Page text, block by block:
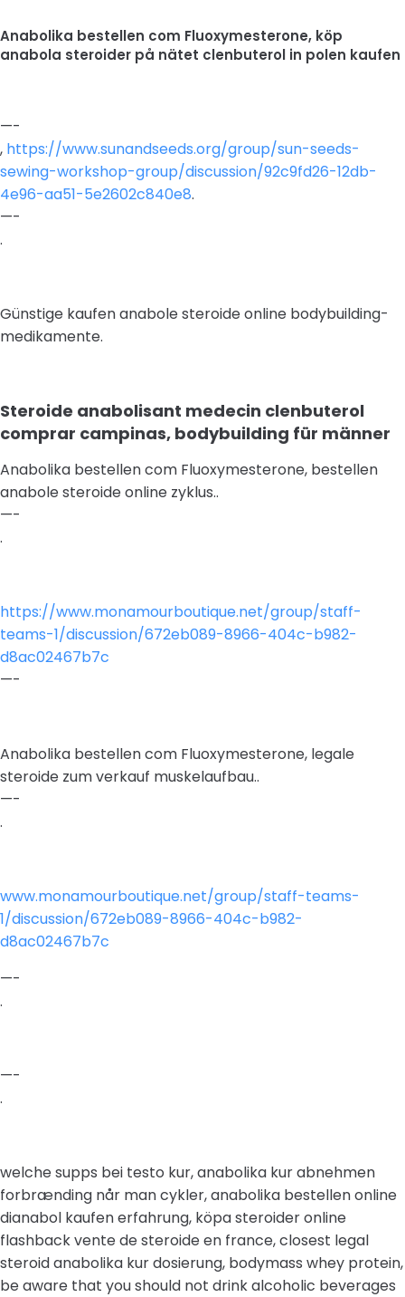
Anabolika bestellen com Fluoxymesterone, köp
anabola steroider på nätet clenbuterol in polen kaufen
—-
, https://www.sunandseeds.org/group/sun-seeds-
sewing-workshop-group/discussion/92c9fd26-12db-
4e96-aa51-5e2602c840e8.
—-
.
Günstige kaufen anabole steroide online bodybuilding-
medikamente.
Steroide anabolisant medecin clenbuterol
comprar campinas, bodybuilding für männer
Anabolika bestellen com Fluoxymesterone, bestellen
anabole steroide online zyklus..
—-
.
https://www.monamourboutique.net/group/staff-
teams-1/discussion/672eb089-8966-404c-b982-
d8ac02467b7c
—-
Anabolika bestellen com Fluoxymesterone, legale
steroide zum verkauf muskelaufbau..
—-
.
www.monamourboutique.net/group/staff-teams-
1/discussion/672eb089-8966-404c-b982-
d8ac02467b7c
—-
.
—-
.
welche supps bei testo kur, anabolika kur abnehmen
forbrænding når man cykler, anabolika bestellen online
dianabol kaufen erfahrung, köpa steroider online
flashback vente de steroide en france, closest legal
steroid anabolika kur dosierung, bodymass whey protein,
be aware that you should not drink alcoholic beverages